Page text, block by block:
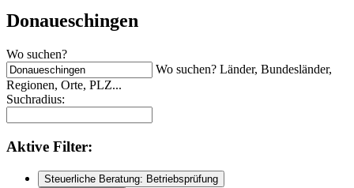
Donaueschingen
Wo suchen?
Wo suchen? Länder, Bundesländer,
Regionen, Orte, PLZ...
Suchradius:
Aktive Filter:
Steuerliche Beratung: Betriebsprüfung